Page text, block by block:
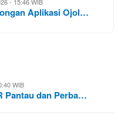
- 15:46 WIB
Aplikasi Ojol…
WIB
Pantau dan Perba…